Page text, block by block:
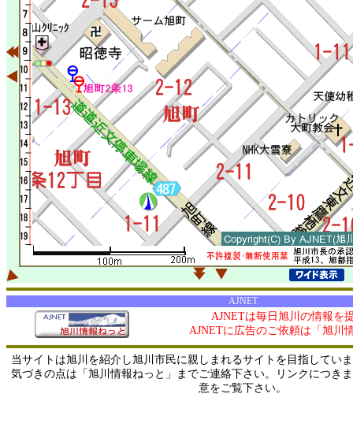
AJNET
AJNETは毎日旭川の情報を
AJNETに広告のご依頼は「旭川
当サイトは旭川を紹介し旭川市民に親しまれるサイトを目指してい
気づきの点は「旭川情報ねっと」までご連絡下さい。リンクにつき
意をご覧下さい。